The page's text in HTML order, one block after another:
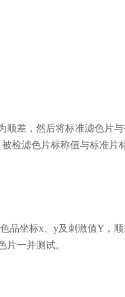
差，然后将标准滤色片与
检滤色片标称值与标准片
坐标x、y及刺激值Y，顺
一并测试。